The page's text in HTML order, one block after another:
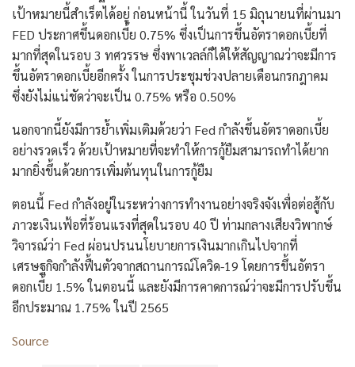
เป้าหมายนี้สำเร็ตได้อยู่ ก่อนหน้านี้ ในวันที่ 15 มิถุนายนที่ผ่านมา
FED ประกาศขึ้นดอกเบี้ย 0.75% ซึ่งเป็นการขึ้นอัตราดอกเบี้ยที่
มากที่สุดในรอบ 3 ทศวรรษ ซึ่งพาเวลล์ก็ได้ให้สัญญาณว่าจะมีการ
ขึ้นอัตราดอกเบี้ยอีกครั้ง ในการประชุมช่วงปลายเดือนกรกฎาคม
ซึ่งยังไม่แน่ชัดว่าจะเป็น 0.75% หรือ 0.50%
นอกจากนี้ยังมีการย้ำเพิ่มเติมด้วยว่า Fed กำลังขึ้นอัตราดอกเบี้ย
อย่างรวดเร็ว ด้วยเป้าหมายที่จะทำให้การกู้ยืมสามารถทำได้ยาก
มากยิ่งขึ้นด้วยการเพิ่มต้นทุนในการกู้ยืม
ตอนนี้ Fed กำลังอยู่ในระหว่างการทำงานอย่างจริงจังเพื่อต่อสู้กับ
ภาวะเงินเฟ้อที่ร้อนแรงที่สุดในรอบ 40 ปี ท่ามกลางเสียงวิพากษ์
วิจารณ์ว่า Fed ผ่อนปรนนโยบายการเงินมากเกินไปจากที่
เศรษฐกิจกำลังฟื้นตัวจากสถานการณ์โควิด-19 โดยการขึ้นอัตรา
ดอกเบี้ย 1.5% ในตอนนี้ และยังมีการคาดการณ์ว่าจะมีการปรับขึ้น
อีกประมาณ 1.75% ในปี 2565
Source